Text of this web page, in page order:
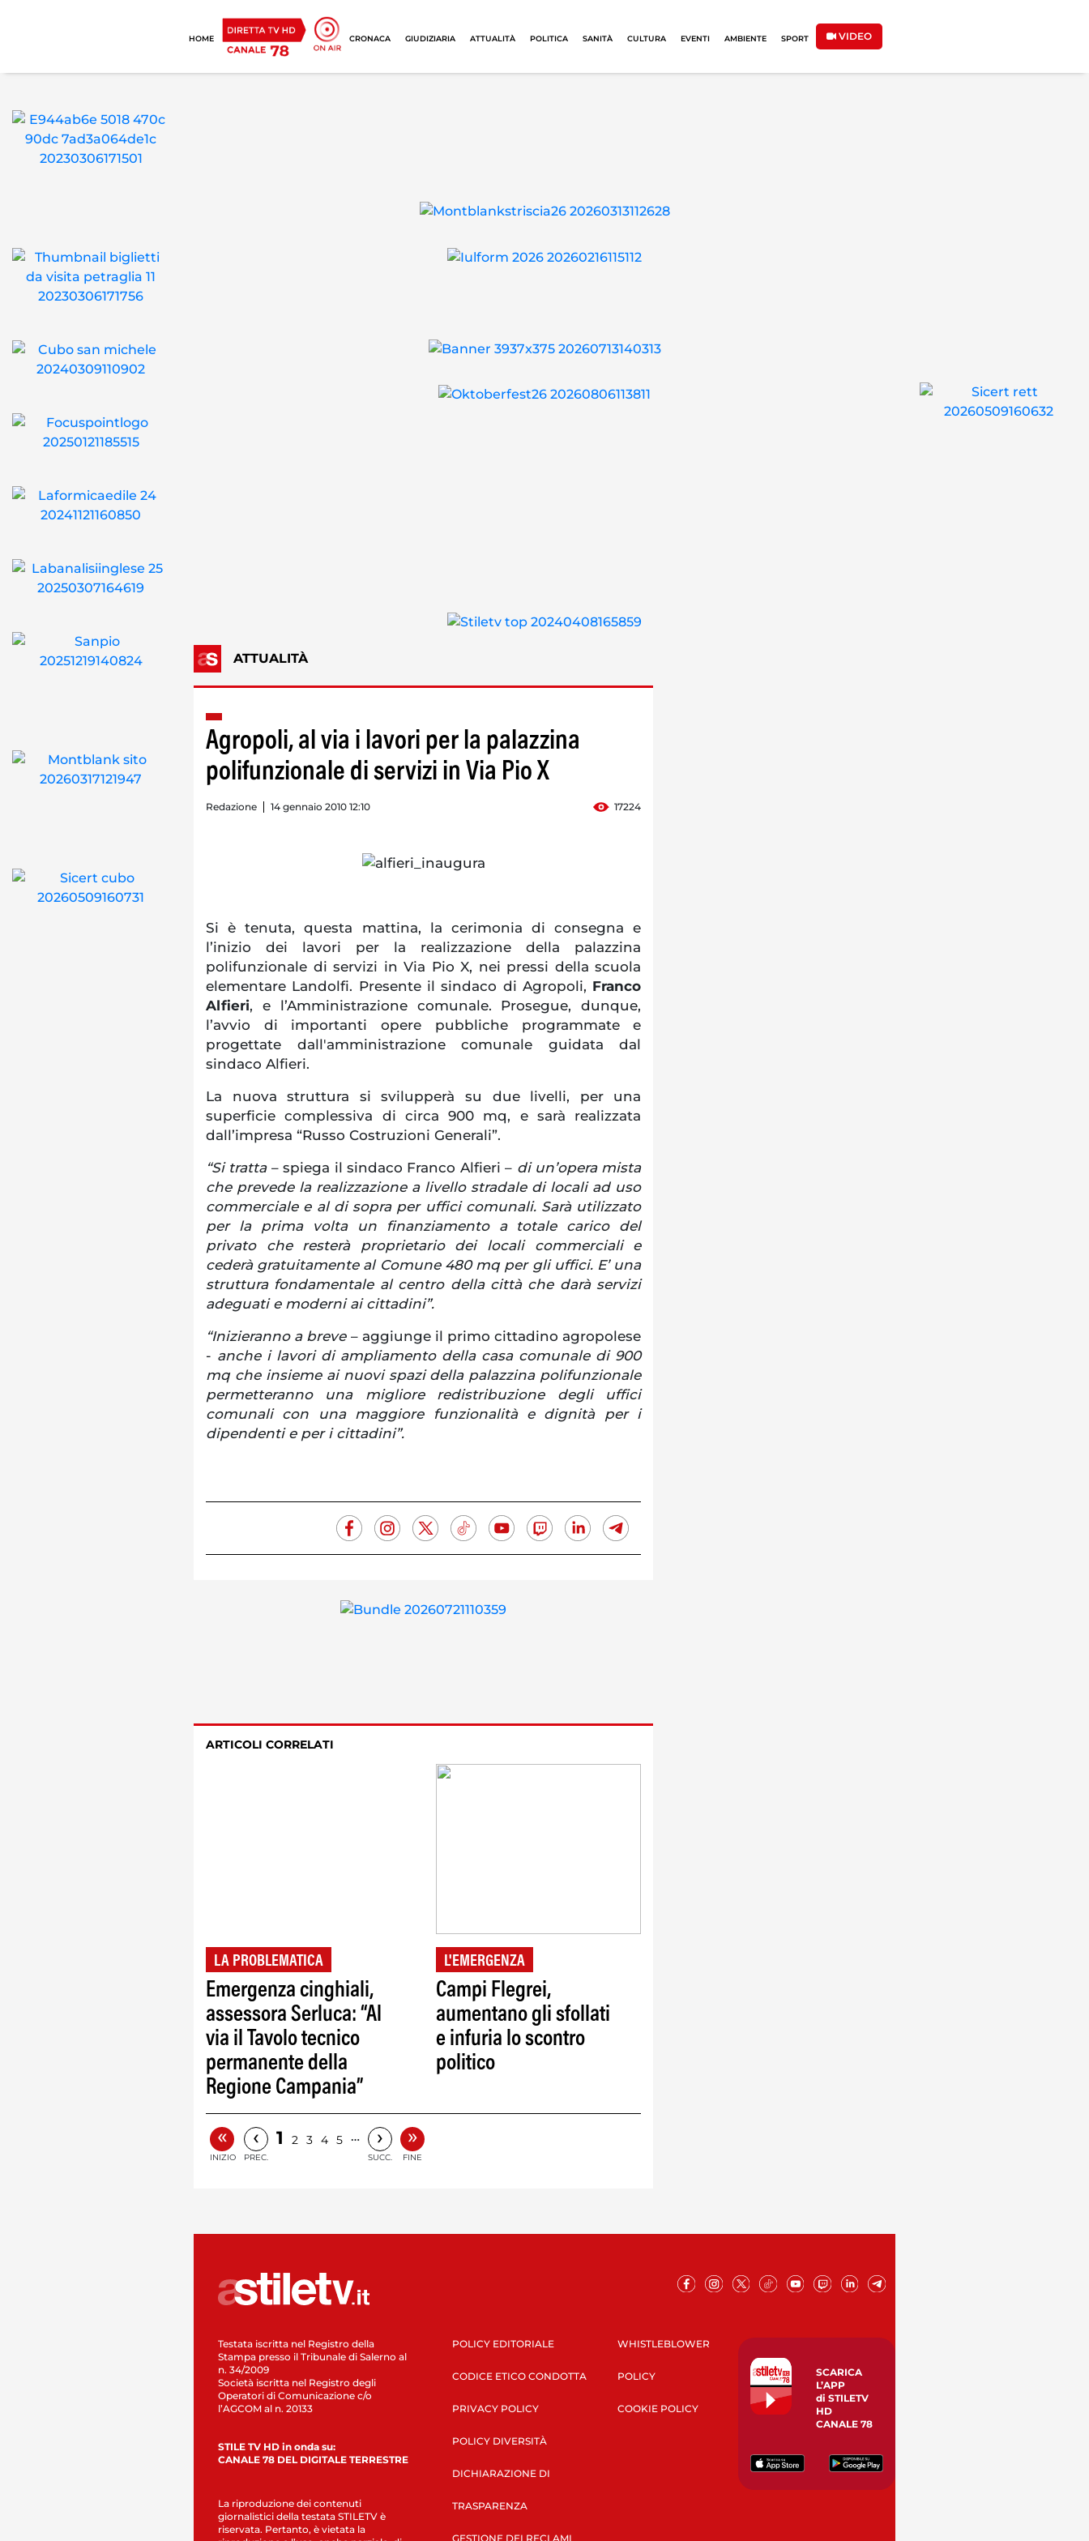
HOME CRONACA GIUDIZIARIA ATTUALITÀ POLITICA SANITÀ CULTURA EVENTI AMBIENTE SPORT VIDEO
ATTUALITÀ
Agropoli, al via i lavori per la palazzina
polifunzionale di servizi in Via Pio X
Redazione 14 gennaio 2010 12:10 17224
Si è tenuta, questa mattina, la cerimonia di consegna e
l’inizio dei lavori per la realizzazione della palazzina
polifunzionale di servizi in Via Pio X, nei pressi della scuola
elementare Landolfi. Presente il sindaco di Agropoli, Franco
Alfieri, e l’Amministrazione comunale. Prosegue, dunque,
l’avvio di importanti opere pubbliche programmate e
progettate dall'amministrazione comunale guidata dal
sindaco Alfieri.
La nuova struttura si svilupperà su due livelli, per una
superficie complessiva di circa 900 mq, e sarà realizzata
dall’impresa “Russo Costruzioni Generali”.
“Si tratta– spiega il sindaco Franco Alfieri – di un’opera mista
che prevede la realizzazione a livello stradale di locali ad uso
commerciale e al di sopra per uffici comunali. Sarà utilizzato
per la prima volta un finanziamento a totale carico del
privato che resterà proprietario dei locali commerciali e
cederà gratuitamente al Comune 480 mq per gli uffici. E’ una
struttura fondamentale al centro della città che darà servizi
adeguati e moderni ai cittadini”.
“Inizieranno a breve– aggiunge il primo cittadino agropolese
- anche i lavori di ampliamento della casa comunale di 900
mq che insieme ai nuovi spazi della palazzina polifunzionale
permetteranno una migliore redistribuzione degli uffici
comunali con una maggiore funzionalità e dignità per i
dipendenti e per i cittadini”.
ARTICOLI CORRELATI
LA PROBLEMATICA
Emergenza cinghiali,
assessora Serluca: “Al
via il Tavolo tecnico
permanente della
Regione Campania”
L'EMERGENZA
Campi Flegrei,
aumentano gli sfollati
e infuria lo scontro
politico
«
INIZIO
‹
PREC.
1 2 3 4 5 … ›
SUCC.
»
FINE
Testata iscritta nel Registro della
Stampa presso il Tribunale di Salerno al
n. 34/2009
Società iscritta nel Registro degli
Operatori di Comunicazione c/o
l’AGCOM al n. 20133
STILE TV HD in onda su:
CANALE 78 DEL DIGITALE TERRESTRE
La riproduzione dei contenuti
giornalistici della testata STILETV è
riservata. Pertanto, è vietata la
POLICY EDITORIALE
CODICE ETICO CONDOTTA
PRIVACY POLICY
POLICY DIVERSITÀ
DICHIARAZIONE DI
TRASPARENZA
GESTIONE DEI RECLAMI
WHISTLEBLOWER
POLICY
COOKIE POLICY
SCARICA
L’APP
di STILETV
HD
CANALE 78